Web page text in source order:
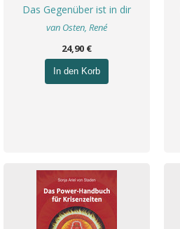
Das Gegenüber ist in dir
van Osten, René
24,90 €
In den Korb